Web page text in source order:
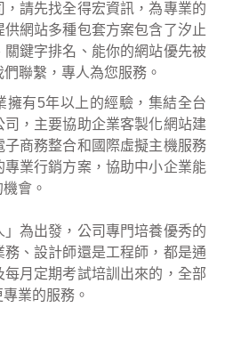
請先找全得宏資訊，為專業的
網站多種包套方案包含了汐止
鍵字排名、能你的網站優先被
聯繫，專人為您服務。
擁有5年以上的經驗，集結全台
，主要協助企業客製化網站建
商務整合和國際虛擬主機服務
業行銷方案，協助中小企業能
會。
為出發，公司專門培養優秀的
務、設計師還是工程師，都是通
月定期考試培訓出來的，全部
業的服務。